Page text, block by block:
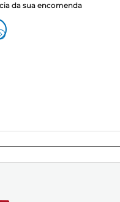
da sua encomenda